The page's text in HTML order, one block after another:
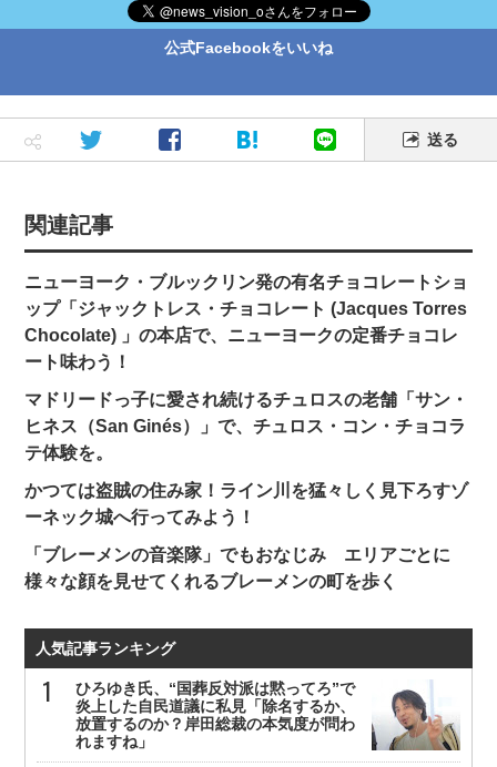
公式Facebookをいいね
送る
関連記事
ニューヨーク・ブルックリン発の有名チョコレートショ
ップ「ジャックトレス・チョコレート (Jacques Torres
Chocolate) 」の本店で、ニューヨークの定番チョコレ
ート味わう！
マドリードっ子に愛され続けるチュロスの老舗「サン・
ヒネス（San Ginés）」で、チュロス・コン・チョコラ
テ体験を。
かつては盗賊の住み家！ライン川を猛々しく見下ろすゾ
ーネック城へ行ってみよう！
「ブレーメンの音楽隊」でもおなじみ エリアごとに
様々な顔を見せてくれるブレーメンの町を歩く
人気記事ランキング
ひろゆき氏、“国葬反対派は黙ってろ”で
炎上した自民道議に私見「除名するか、
放置するのか？岸田総裁の本気度が問わ
れますね」